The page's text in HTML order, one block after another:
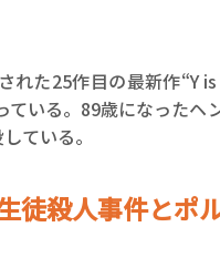
れた25作目の最新作“Y
いる。89歳になったヘ
ている。
徒殺人事件とポ